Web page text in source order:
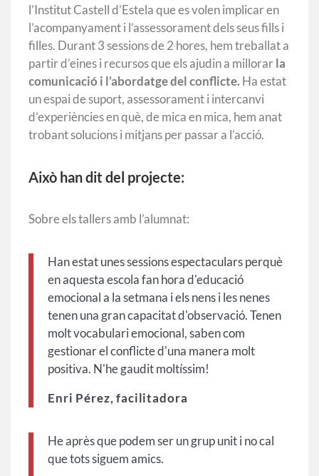
l’Institut Castell d’Estela que es volen implicar en
l’acompanyament i l’assessorament dels seus fills i
filles. Durant 3 sessions de 2 hores, hem treballat a
partir d’eines i recursos que els ajudin a millorar la
comunicació i l’abordatge del conflicte. Ha estat
un espai de suport, assessorament i intercanvi
d’experiències en què, de mica en mica, hem anat
trobant solucions i mitjans per passar a l’acció.
Això han dit del projecte:
Sobre els tallers amb l’alumnat:
Han estat unes sessions espectaculars perquè
en aquesta escola fan hora d'educació
emocional a la setmana i els nens i les nenes
tenen una gran capacitat d'observació. Tenen
molt vocabulari emocional, saben com
gestionar el conflicte d'una manera molt
positiva. N'he gaudit moltíssim!
Enri Pérez, facilitadora
He après que podem ser un grup unit i no cal
que tots siguem amics.